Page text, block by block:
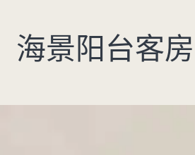
海景阳台客房